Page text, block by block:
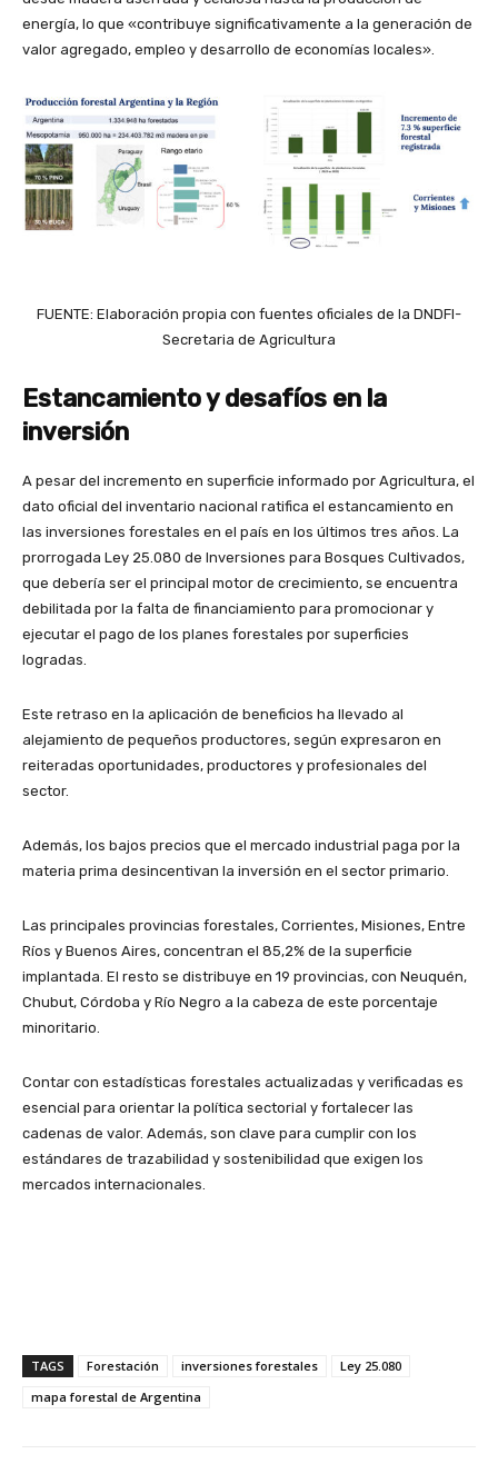
energía, lo que «contribuye significativamente a la generación de
valor agregado, empleo y desarrollo de economías locales».
FUENTE: Elaboración propia con fuentes oficiales de la DNDFI-
Secretaria de Agricultura
Estancamiento y desafíos en la
inversión
A pesar del incremento en superficie informado por Agricultura, el
dato oficial del inventario nacional ratifica el estancamiento en
las inversiones forestales en el país en los últimos tres años. La
prorrogada Ley 25.080 de Inversiones para Bosques Cultivados,
que debería ser el principal motor de crecimiento, se encuentra
debilitada por la falta de financiamiento para promocionar y
ejecutar el pago de los planes forestales por superficies
logradas.
Este retraso en la aplicación de beneficios ha llevado al
alejamiento de pequeños productores, según expresaron en
reiteradas oportunidades, productores y profesionales del
sector.
Además, los bajos precios que el mercado industrial paga por la
materia prima desincentivan la inversión en el sector primario.
Las principales provincias forestales, Corrientes, Misiones, Entre
Ríos y Buenos Aires, concentran el 85,2% de la superficie
implantada. El resto se distribuye en 19 provincias, con Neuquén,
Chubut, Córdoba y Río Negro a la cabeza de este porcentaje
minoritario.
Contar con estadísticas forestales actualizadas y verificadas es
esencial para orientar la política sectorial y fortalecer las
cadenas de valor. Además, son clave para cumplir con los
estándares de trazabilidad y sostenibilidad que exigen los
mercados internacionales.
TAGS Forestación inversiones forestales
Ley 25.080
mapa forestal de Argentina